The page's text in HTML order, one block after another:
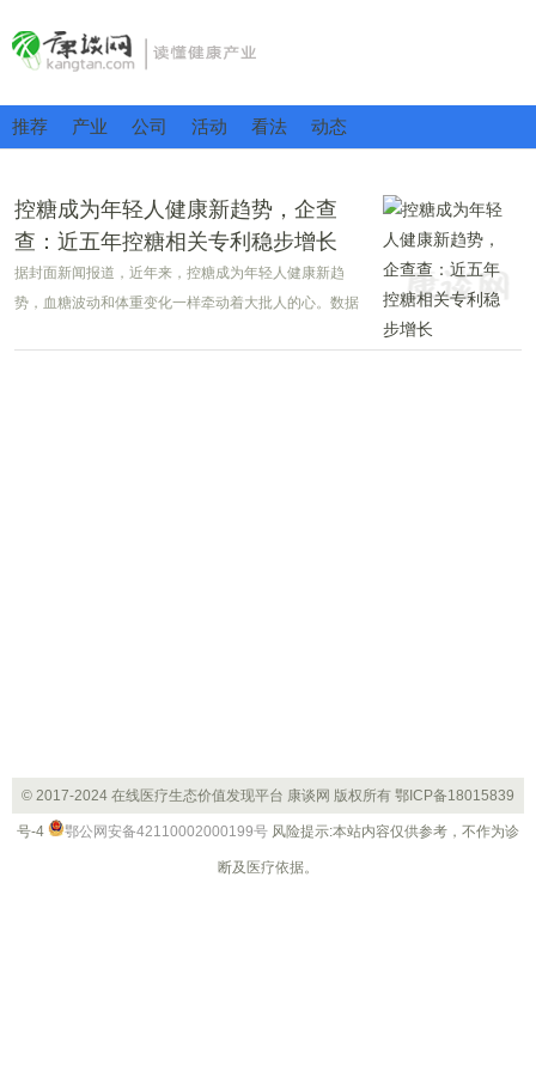
推荐 产业 公司 活动 看法 动态
控糖成为年轻人健康新趋势，企查
查：近五年控糖相关专利稳步增长
据封面新闻报道，近年来，控糖成为年轻人健康新趋
势，血糖波动和体重变化一样牵动着大批人的心。数据
© 2017-2024 在线医疗生态价值发现平台 康谈网 版权所有 鄂ICP备18015839
号-4 鄂公网安备42110002000199号 风险提示:本站内容仅供参考，不作为诊
断及医疗依据。